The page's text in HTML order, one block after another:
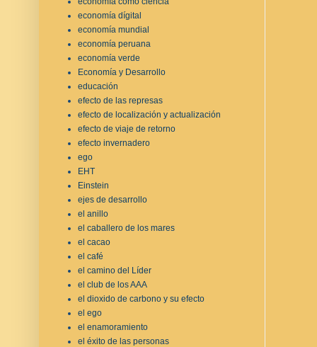
economía dígital
economía mundial
economía peruana
economía verde
Economía y Desarrollo
educación
efecto de las represas
efecto de localización y actualización
efecto de viaje de retorno
efecto invernadero
ego
EHT
Einstein
ejes de desarrollo
el anillo
el caballero de los mares
el cacao
el café
el camino del Líder
el club de los AAA
el dioxido de carbono y su efecto
el ego
el enamoramiento
el éxito de las personas